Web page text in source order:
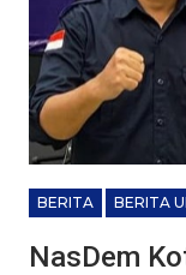
BERITA BERITA
NasDem